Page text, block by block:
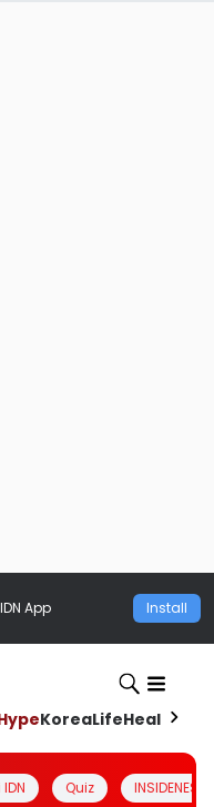
App Install
KoreaLifeHealth
Quiz INSIDENESIA